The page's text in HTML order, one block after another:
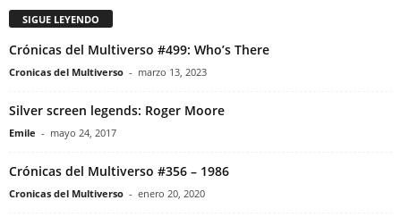
SIGUE LEYENDO
Crónicas del Multiverso #499: Who’s There
Cronicas del Multiverso - marzo 13, 2023
Silver screen legends: Roger Moore
Emile - mayo 24, 2017
Crónicas del Multiverso #356 – 1986
Cronicas del Multiverso - enero 20, 2020